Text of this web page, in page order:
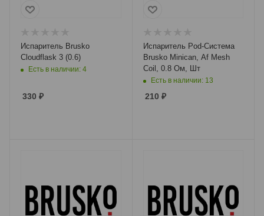
Испаритель Brusko
Cloudflask 3 (0.6)
Есть в наличии: 4
330 ₽
Испаритель Pod-Система
Brusko Minican, Af Mesh
Coil, 0.8 Ом, Шт
Есть в наличии: 13
210 ₽